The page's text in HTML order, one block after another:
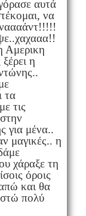
αυτά
να
Αμερικη
η
τα
τις
για μένα..
μαγικές.. η
χάραξε τη
όροις
και θα
πολύ